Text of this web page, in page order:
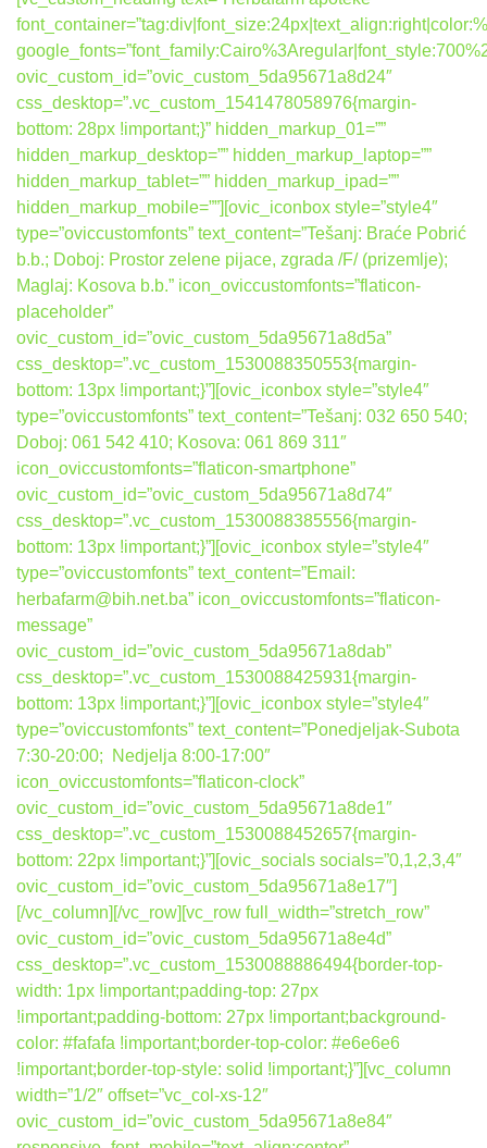
ovic_custom_id=”ovic_custom_5da95671a8d24″
css_desktop=”.vc_custom_1541478058976{margin-
bottom: 28px !important;}” hidden_markup_01=””
hidden_markup_desktop=”” hidden_markup_laptop=””
hidden_markup_tablet=”” hidden_markup_ipad=””
hidden_markup_mobile=””][ovic_iconbox style=”style4″
type=”oviccustomfonts” text_content=”Tešanj: Braće Pobrić
b.b.; Doboj: Prostor zelene pijace, zgrada /F/ (prizemlje);
Maglaj: Kosova b.b.” icon_oviccustomfonts=”flaticon-
placeholder”
ovic_custom_id=”ovic_custom_5da95671a8d5a”
css_desktop=”.vc_custom_1530088350553{margin-
bottom: 13px !important;}”][ovic_iconbox style=”style4″
type=”oviccustomfonts” text_content=”Tešanj: 032 650 540;
Doboj: 061 542 410; Kosova: 061 869 311″
icon_oviccustomfonts=”flaticon-smartphone”
ovic_custom_id=”ovic_custom_5da95671a8d74″
css_desktop=”.vc_custom_1530088385556{margin-
bottom: 13px !important;}”][ovic_iconbox style=”style4″
type=”oviccustomfonts” text_content=”Email:
herbafarm@bih.net.ba” icon_oviccustomfonts=”flaticon-
message”
ovic_custom_id=”ovic_custom_5da95671a8dab”
css_desktop=”.vc_custom_1530088425931{margin-
bottom: 13px !important;}”][ovic_iconbox style=”style4″
type=”oviccustomfonts” text_content=”Ponedjeljak-Subota
7:30-20:00; Nedjelja 8:00-17:00″
icon_oviccustomfonts=”flaticon-clock”
ovic_custom_id=”ovic_custom_5da95671a8de1″
css_desktop=”.vc_custom_1530088452657{margin-
bottom: 22px !important;}”][ovic_socials socials=”0,1,2,3,4″
ovic_custom_id=”ovic_custom_5da95671a8e17″]
[/vc_column][/vc_row][vc_row full_width=”stretch_row”
ovic_custom_id=”ovic_custom_5da95671a8e4d”
css_desktop=”.vc_custom_1530088886494{border-top-
width: 1px !important;padding-top: 27px
!important;padding-bottom: 27px !important;background-
color: #fafafa !important;border-top-color: #e6e6e6
!important;border-top-style: solid !important;}”][vc_column
width=”1/2″ offset=”vc_col-xs-12″
ovic_custom_id=”ovic_custom_5da95671a8e84″